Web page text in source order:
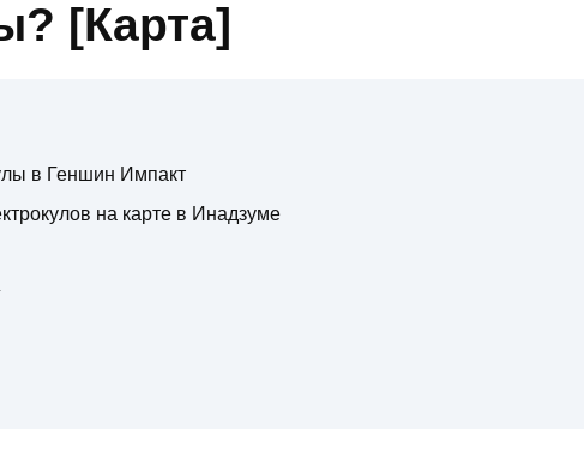
[Карта]
в Геншин Импакт
на карте в Инадзуме